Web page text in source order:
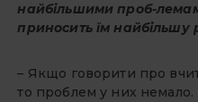
найбільшими проб-
приносить їм найбільшу
– Якщо говорити про
то проблем у них